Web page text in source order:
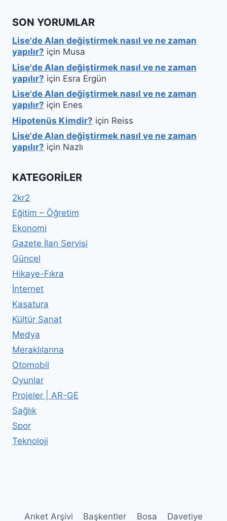
SON YORUMLAR
Lise'de Alan değiştirmek nasıl ve ne zaman
yapılır? için Musa
Lise'de Alan değiştirmek nasıl ve ne zaman
yapılır? için Esra Ergün
Lise'de Alan değiştirmek nasıl ve ne zaman
yapılır? için Enes
Hipotenüs Kimdir? için Reiss
Lise'de Alan değiştirmek nasıl ve ne zaman
yapılır? için Nazlı
KATEGORILER
2kr2
Eğitim – Öğretim
Ekonomi
Gazete İlan Servisi
Güncel
Hikaye-Fıkra
İnternet
Kasatura
Kültür Sanat
Medya
Meraklılarına
Otomobil
Oyunlar
Projeler | AR-GE
Sağlık
Spor
Teknoloji
Anket Arşivi Başkentler Bosa Davetiye